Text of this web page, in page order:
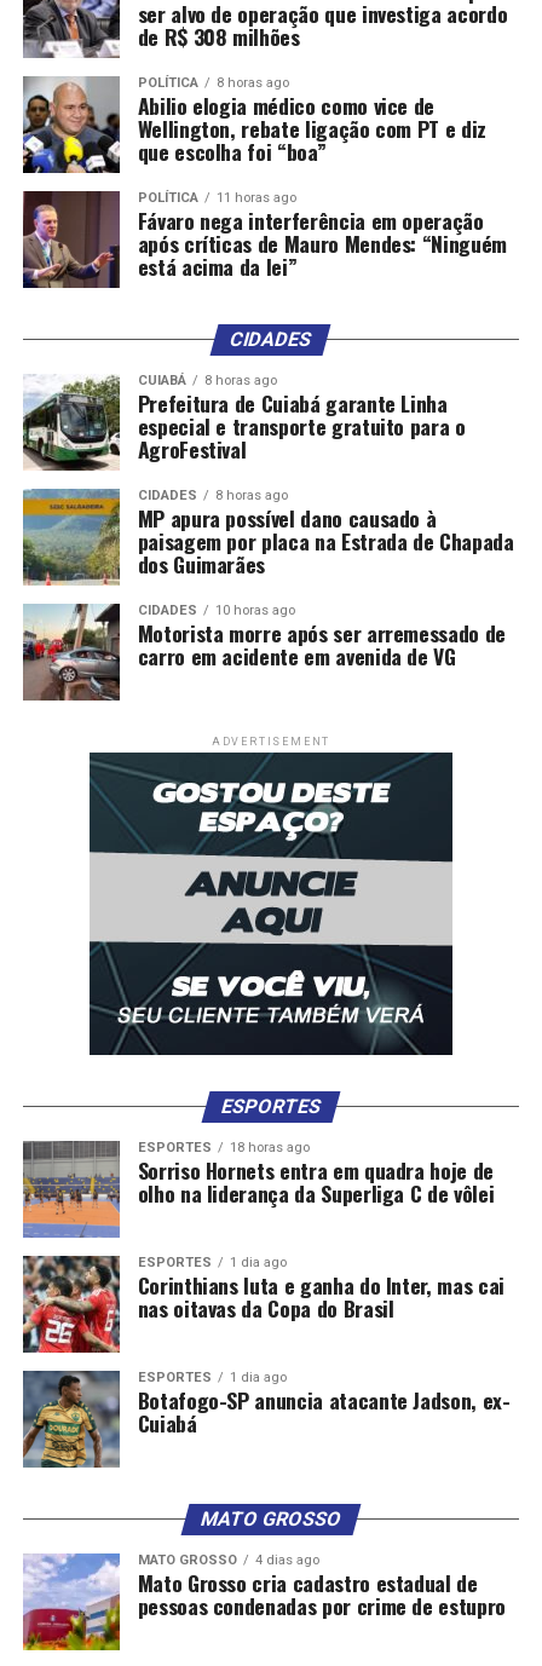
ser alvo de operação que investiga acordo
de R$ 308 milhões
POLÍTICA 8 horas ago
Abilio elogia médico como vice de
Wellington, rebate ligação com PT e diz
que escolha foi “boa”
POLÍTICA 11 horas ago
Fávaro nega interferência em operação
após críticas de Mauro Mendes: “Ninguém
está acima da lei”
CIDADES
CUIABÁ 8 horas ago
Prefeitura de Cuiabá garante Linha
especial e transporte gratuito para o
AgroFestival
CIDADES 8 horas ago
MP apura possível dano causado à
paisagem por placa na Estrada de Chapada
dos Guimarães
CIDADES 10 horas ago
Motorista morre após ser arremessado de
carro em acidente em avenida de VG
ADVERTISEMENT
ESPORTES
ESPORTES 18 horas ago
Sorriso Hornets entra em quadra hoje de
olho na liderança da Superliga C de vôlei
ESPORTES 1 dia ago
Corinthians luta e ganha do Inter, mas cai
nas oitavas da Copa do Brasil
ESPORTES 1 dia ago
Botafogo-SP anuncia atacante Jadson, ex-
Cuiabá
MATO GROSSO
MATO GROSSO 4 dias ago
Mato Grosso cria cadastro estadual de
pessoas condenadas por crime de estupro